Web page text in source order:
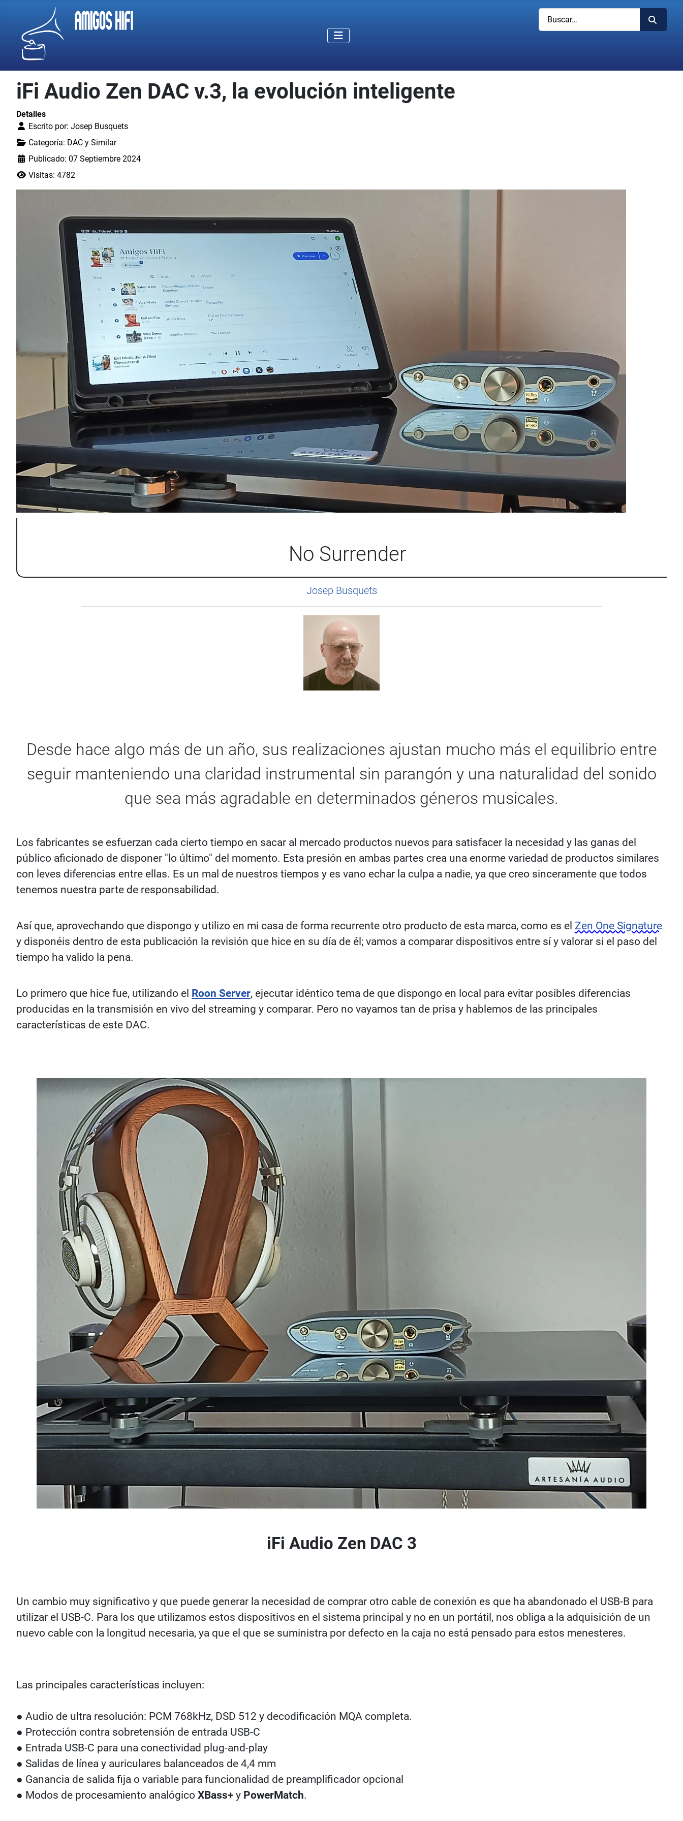
Buscar
iFi Audio Zen DAC v.3, la evolución inteligente
Detalles
Escrito por: Josep Busquets
Categoría: DAC y Similar
Publicado: 07 Septiembre 2024
Visitas: 4782
No Surrender
Josep Busquets
Desde hace algo más de un año, sus realizaciones ajustan mucho más el equilibrio entre
seguir manteniendo una claridad instrumental sin parangón y una naturalidad del sonido
que sea más agradable en determinados géneros musicales.
Los fabricantes se esfuerzan cada cierto tiempo en sacar al mercado productos nuevos para satisfacer la necesidad y las ganas del
público aficionado de disponer "lo último" del momento. Esta presión en ambas partes crea una enorme variedad de productos similares
con leves diferencias entre ellas. Es un mal de nuestros tiempos y es vano echar la culpa a nadie, ya que creo sinceramente que todos
tenemos nuestra parte de responsabilidad.
Así que, aprovechando que dispongo y utilizo en mi casa de forma recurrente otro producto de esta marca, como es el Zen One Signature
y disponéis dentro de esta publicación la revisión que hice en su día de él; vamos a comparar dispositivos entre sí y valorar si el paso del
tiempo ha valido la pena.
Lo primero que hice fue, utilizando el Roon Server, ejecutar idéntico tema de que dispongo en local para evitar posibles diferencias
producidas en la transmisión en vivo del streaming y comparar. Pero no vayamos tan de prisa y hablemos de las principales
características de este DAC.
iFi Audio Zen DAC 3
Un cambio muy significativo y que puede generar la necesidad de comprar otro cable de conexión es que ha abandonado el USB-B para
utilizar el USB-C. Para los que utilizamos estos dispositivos en el sistema principal y no en un portátil, nos obliga a la adquisición de un
nuevo cable con la longitud necesaria, ya que el que se suministra por defecto en la caja no está pensado para estos menesteres.
Las principales características incluyen:
● Audio de ultra resolución: PCM 768kHz, DSD 512 y decodificación MQA completa.
● Protección contra sobretensión de entrada USB-C
● Entrada USB-C para una conectividad plug-and-play
● Salidas de línea y auriculares balanceados de 4,4 mm
● Ganancia de salida fija o variable para funcionalidad de preamplificador opcional
● Modos de procesamiento analógico XBass+ y PowerMatch.